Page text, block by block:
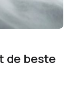
de beste